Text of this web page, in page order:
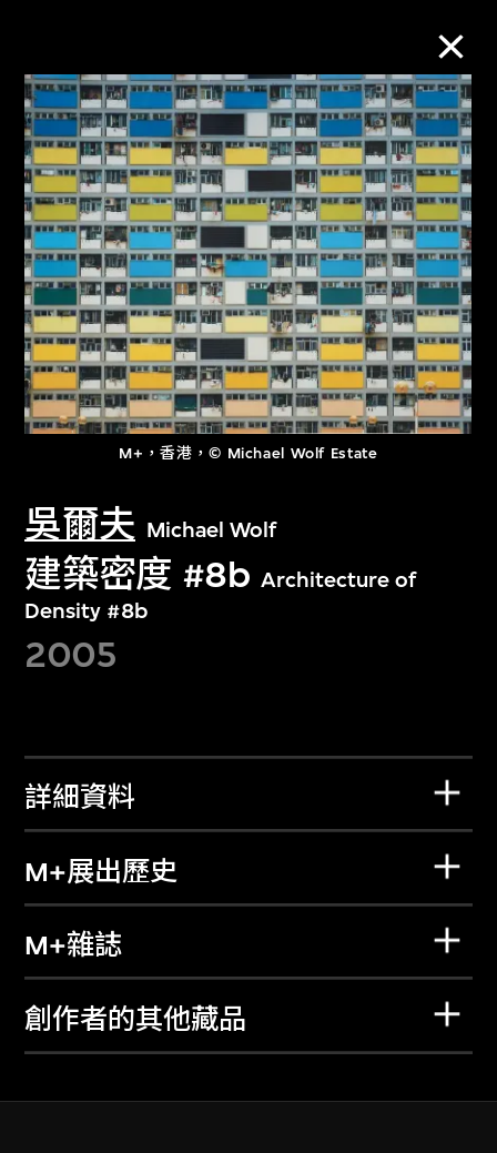
M+，香港，© Michael Wolf Estate
吳爾夫 Michael Wolf
建築密度 #8b Architecture of
Density #8b
2005
詳細資料
M+展出歷史
M+雜誌
創作者的其他藏品
M+藏品
進一步篩選 搜索
關於M+藏品
探索世界頂級的二十及二十一世紀視覺
文化藏品。